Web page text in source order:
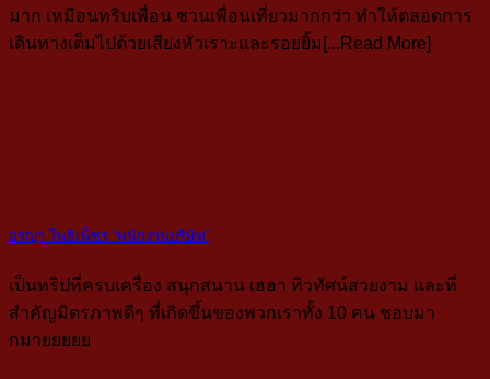
มาก เหมือนทริบเพื่อน ชวนเพื่อนเที่ยวมากกว่า ทำให้ตลอดการ
เดินทางเต็มไปด้วยเสียงหัวเราะและรอยยิ้ม[...Read More]
อรญา โพธิเพ็ชร “พนักงานบริษัท”
เป็นทริปที่ครบเครื่อง สนุกสนาน เฮฮา ทิวทัศน์สวยงาม และที่
สำคัญมิตรภาพดีๆ ที่เกิดขึ้นของพวกเราทั้ง 10 คน ชอบมา
กมายยยยย